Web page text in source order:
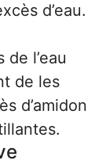
d’eau.
l’eau
de les
d’amidon